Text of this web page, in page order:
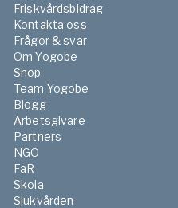
Friskvårdsbidrag
Kontakta oss
Frågor & svar
Om Yogobe
Shop
Team Yogobe
Blogg
Arbetsgivare
Partners
NGO
FaR
Skola
Sjukvården